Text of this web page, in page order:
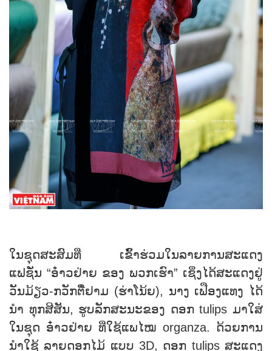
ໃນຊຸດສະສົມທີ່ ເຂົ້ົ້າຮ່ວມໃນລາຍການສະແດງ
ແຟຊັ່ນ “ອ໋າວຢ່າຍ ຂອງ ພວກເຮົາ” ເຊິ່ງໄດ້ສະແດງຢູ່
ວັນມ້ຽວ-ກວັກຕື໋ຢາມ (ຮ່າໂນ້ຍ), ນາງ ເຟືອງແທງ ໄດ້
ນຳ ທຸກສີສັນ, ຮູບລັກສະນະຂອງ ດອກ tulips ມາໃສ່
ໃນຊຸດ ອ໋າວຢ່າຍ ທີ່ໃຊ້ແພໄໝ organza. ດ້ວຍການ
ນຳໃຊ້ ລາຍດອກໄມ້ ແບບ 3D, ດອກ tulips ສະແດງ